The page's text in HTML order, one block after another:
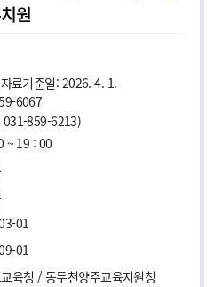
원
료기준일: 2026. 4. 1.
6067
031-859-6213)
~ 19 : 00
01
01
육청 / 동두천양주교육지원청